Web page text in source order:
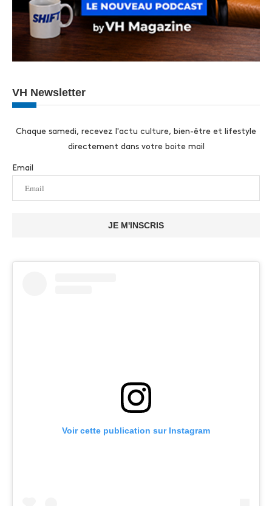
VH Newsletter
Chaque samedi, recevez l'actu culture, bien-être et lifestyle
directement dans votre boite mail
Email
JE M'INSCRIS
Voir cette publication sur Instagram